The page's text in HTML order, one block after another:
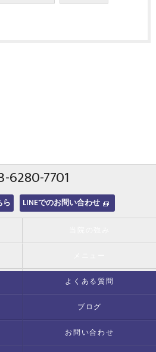
6280-7701
ら LINEでのお問い合わせ
よくある質問
ブログ
お問い合わせ